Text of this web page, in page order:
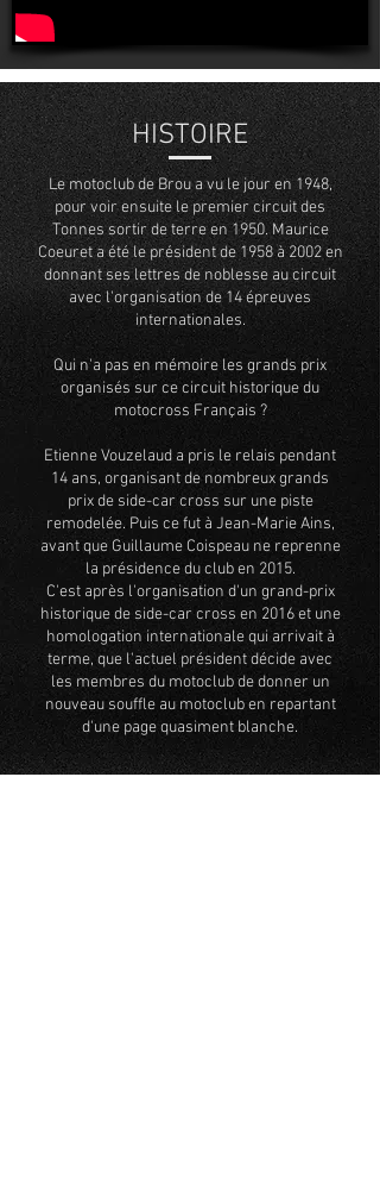
HISTOIRE
Le motoclub de Brou a vu le jour en 1948,
pour voir ensuite le premier circuit des
Tonnes sortir de terre en 1950. Maurice
Coeuret a été le président de 1958 à 2002 en
donnant ses lettres de noblesse au circuit
avec l'organisation de 14 épreuves
internationales.
Qui n'a pas en mémoire les grands prix
organisés sur ce circuit historique du
motocross Français ?
Etienne Vouzelaud a pris le relais pendant
14 ans, organisant de nombreux grands
prix de side-car cross sur une piste
remodelée. Puis ce fut à Jean-Marie Ains,
avant que Guillaume Coispeau ne reprenne
la présidence du club en 2015.
C'est après l'organisation d'un grand-prix
historique de side-car cross en 2016 et une
homologation internationale qui arrivait à
terme, que l'actuel président décide avec
les membres du motoclub de donner un
nouveau souffle au motoclub en repartant
d'une page quasiment blanche.